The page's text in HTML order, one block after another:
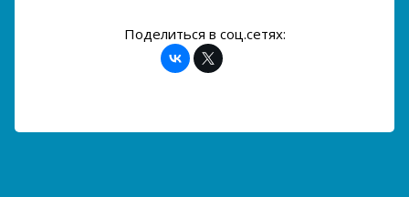
Поделиться в соц.сетях: